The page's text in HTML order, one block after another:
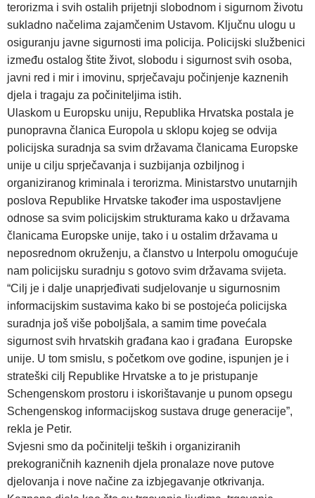
terorizma i svih ostalih prijetnji slobodnom i sigurnom životu
sukladno načelima zajamčenim Ustavom. Ključnu ulogu u
osiguranju javne sigurnosti ima policija. Policijski službenici
između ostalog štite život, slobodu i sigurnost svih osoba,
javni red i mir i imovinu, sprječavaju počinjenje kaznenih
djela i tragaju za počiniteljima istih.
Ulaskom u Europsku uniju, Republika Hrvatska postala je
punopravna članica Europola u sklopu kojeg se odvija
policijska suradnja sa svim državama članicama Europske
unije u cilju sprječavanja i suzbijanja ozbiljnog i
organiziranog kriminala i terorizma. Ministarstvo unutarnjih
poslova Republike Hrvatske također ima uspostavljene
odnose sa svim policijskim strukturama kako u državama
članicama Europske unije, tako i u ostalim državama u
neposrednom okruženju, a članstvo u Interpolu omogućuje
nam policijsku suradnju s gotovo svim državama svijeta.
“Cilj je i dalje unaprjeđivati sudjelovanje u sigurnosnim
informacijskim sustavima kako bi se postojeća policijska
suradnja još više poboljšala, a samim time povećala
sigurnost svih hrvatskih građana kao i građana Europske
unije. U tom smislu, s početkom ove godine, ispunjen je i
strateški cilj Republike Hrvatske a to je pristupanje
Schengenskom prostoru i iskorištavanje u punom opsegu
Schengenskog informacijskog sustava druge generacije”,
rekla je Petir.
Svjesni smo da počinitelji teških i organiziranih
prekograničnih kaznenih djela pronalaze nove putove
djelovanja i nove načine za izbjegavanje otkrivanja.